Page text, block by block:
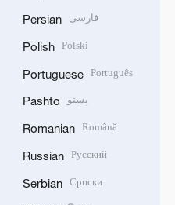
Persian فارسی
Polish Polski
Portuguese Português
Pashto پښتو
Romanian Română
Russian Русский
Serbian Српски